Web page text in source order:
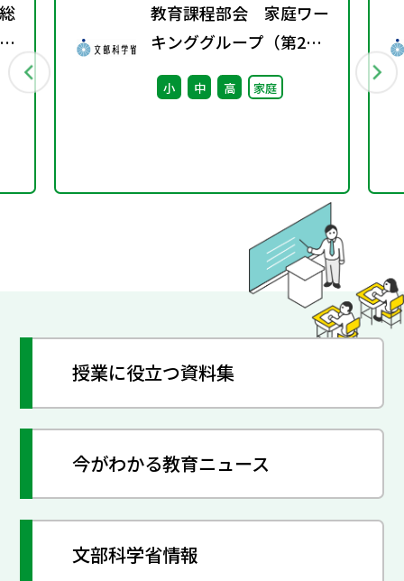
教育課程部会 家庭ワー
キンググループ（第2
回） 配付資料
小 中 高 家庭
授業に役立つ資料集
今がわかる教育ニュース
文部科学省情報